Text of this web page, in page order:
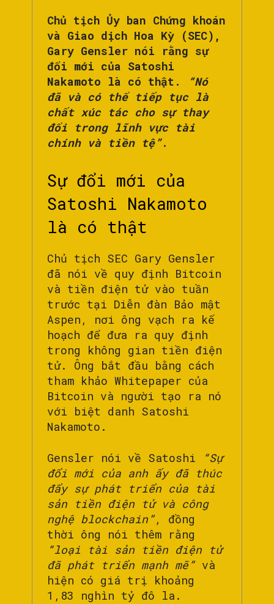
Chủ tịch Ủy ban Chứng khoán
và Giao dịch Hoa Kỳ (SEC),
Gary Gensler nói rằng sự
đổi mới của Satoshi
Nakamoto là có thật.
“Nó
đã và có thể tiếp tục là
chất xúc tác cho sự thay
đổi trong lĩnh vực tài
chính và tiền tệ”.
Sự đổi mới của
Satoshi Nakamoto
là có thật
Chủ tịch SEC Gary Gensler
đã nói về quy định Bitcoin
và tiền điện tử vào tuần
trước tại Diễn đàn Bảo mật
Aspen, nơi ông vạch ra kế
hoạch để đưa ra quy định
trong không gian tiền điện
tử. Ông bắt đầu bằng cách
tham khảo Whitepaper của
Bitcoin và người tạo ra nó
với biệt danh Satoshi
Nakamoto.
Gensler nói về Satoshi
“Sự
đổi mới của anh ấy đã thúc
đẩy sự phát triển của tài
sản tiền điện tử và công
nghệ blockchain”, đồng
thời ông nói thêm rằng
“loại tài sản tiền điện tử
đã phát triển mạnh mẽ”và
hiện có giá trị khoảng
1,83 nghìn tỷ đô la.